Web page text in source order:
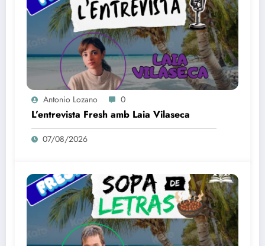
Antonio Lozano 0
L’entrevista Fresh amb Laia Vilaseca
07/08/2026